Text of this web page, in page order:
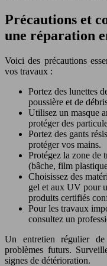
Précautions et
une réparation
Voici des précautions
vos travaux :
Portez des lunettes
poussière et de
Utilisez un masque
protéger des
Portez des gants
protéger vos mains.
Protégez la zone de
(bâche, film
Choisissez des
gel et aux UV pour
produits certifiés
Pour les travaux
consultez un
Un entretien régulier
problèmes futurs.
signes de détérioration.